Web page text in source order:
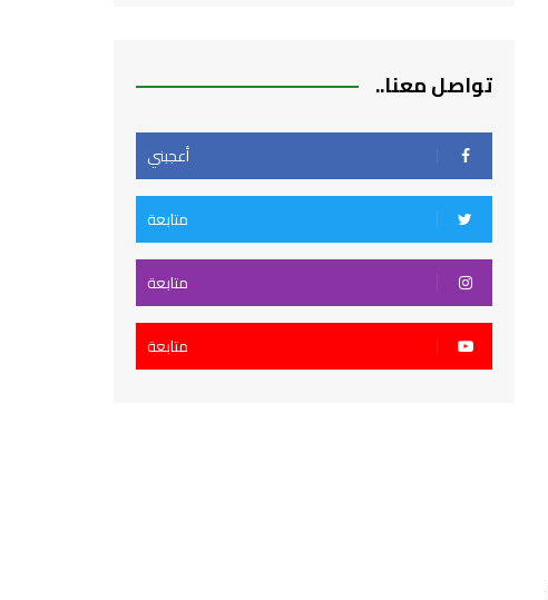
تواصل معنا..
أعجبني
متابعة
متابعة
متابعة